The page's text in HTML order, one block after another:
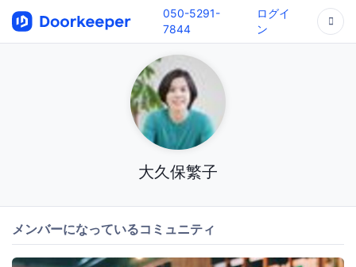
050-5291-
7844
ログイ
ン
大久保繁子
メンバーになっているコミュニティ